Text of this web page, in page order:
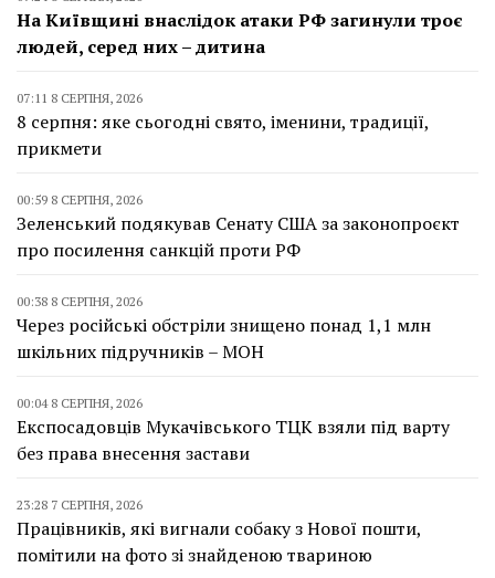
На Київщині внаслідок атаки РФ загинули троє
людей, серед них – дитина
07:11 8 СЕРПНЯ, 2026
8 серпня: яке сьогодні свято, іменини, традиції,
прикмети
00:59 8 СЕРПНЯ, 2026
Зеленський подякував Сенату США за законопроєкт
про посилення санкцій проти РФ
00:38 8 СЕРПНЯ, 2026
Через російські обстріли знищено понад 1,1 млн
шкільних підручників – МОН
00:04 8 СЕРПНЯ, 2026
Експосадовців Мукачівського ТЦК взяли під варту
без права внесення застави
23:28 7 СЕРПНЯ, 2026
Працівників, які вигнали собаку з Нової пошти,
помітили на фото зі знайденою твариною